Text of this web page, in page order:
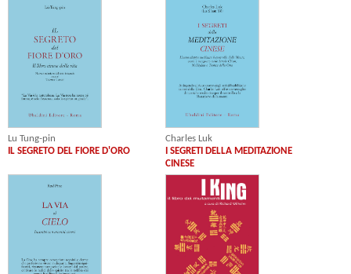
Lu Tung-pin
IL SEGRETO DEL FIORE D'ORO
Charles Luk
I SEGRETI DELLA MEDITAZIONE
CINESE